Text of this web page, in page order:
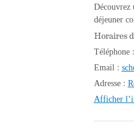
Découvrez
déjeuner
Horaires
Téléphone :
Email :
Adresse :
Afficher